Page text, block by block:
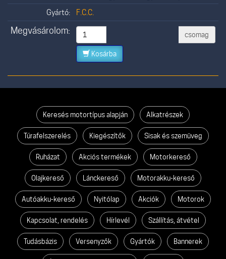
Gyártó:
F.C.C.
Megvásárolom: csomag
Kosárba
Keresés motortípus alapján Alkatrészek
Túrafelszerelés Kiegészítők Sisak és szemüveg
Ruházat Akciós termékek Motorkereső
Olajkereső Lánckereső Motorakku-kereső
Autóakku-kereső Nyitólap Akciók Motorok
Kapcsolat, rendelés Hírlevél Szállítás, átvétel
Tudásbázis Versenyzők Gyártók Bannerek